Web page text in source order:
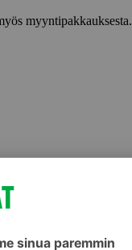
myyntipakkauksesta.